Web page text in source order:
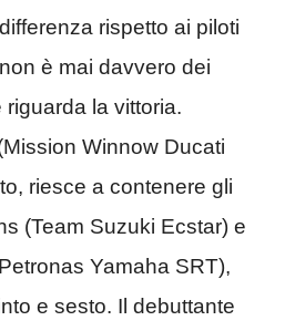
rispetto ai piloti
è mai davvero dei
la vittoria.
Winnow Ducati
riesce a contenere gli
(Team Suzuki Ecstar) e
Yamaha SRT),
e sesto. Il debuttante